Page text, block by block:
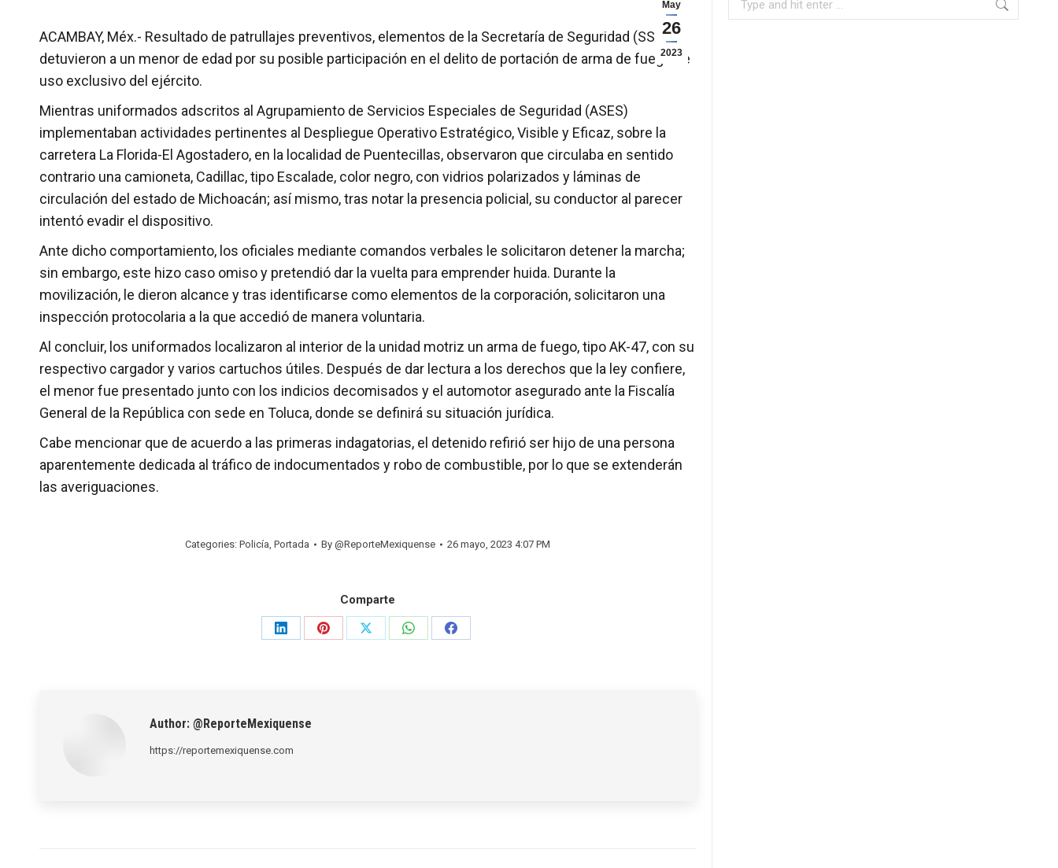
May
26
2023
ACAMBAY, Méx.- Resultado de patrullajes preventivos, elementos de la Secretaría de Seguridad (SS)
detuvieron a un menor de edad por su posible participación en el delito de portación de arma de fuego de
uso exclusivo del ejército.
Mientras uniformados adscritos al Agrupamiento de Servicios Especiales de Seguridad (ASES)
implementaban actividades pertinentes al Despliegue Operativo Estratégico, Visible y Eficaz, sobre la
carretera La Florida-El Agostadero, en la localidad de Puentecillas, observaron que circulaba en sentido
contrario una camioneta, Cadillac, tipo Escalade, color negro, con vidrios polarizados y láminas de
circulación del estado de Michoacán; así mismo, tras notar la presencia policial, su conductor al parecer
intentó evadir el dispositivo.
Ante dicho comportamiento, los oficiales mediante comandos verbales le solicitaron detener la marcha;
sin embargo, este hizo caso omiso y pretendió dar la vuelta para emprender huida. Durante la
movilización, le dieron alcance y tras identificarse como elementos de la corporación, solicitaron una
inspección protocolaria a la que accedió de manera voluntaria.
Al concluir, los uniformados localizaron al interior de la unidad motriz un arma de fuego, tipo AK-47, con su
respectivo cargador y varios cartuchos útiles. Después de dar lectura a los derechos que la ley confiere,
el menor fue presentado junto con los indicios decomisados y el automotor asegurado ante la Fiscalía
General de la República con sede en Toluca, donde se definirá su situación jurídica.
Cabe mencionar que de acuerdo a las primeras indagatorias, el detenido refirió ser hijo de una persona
aparentemente dedicada al tráfico de indocumentados y robo de combustible, por lo que se extenderán
las averiguaciones.
Categories: Policía, Portada By @ReporteMexiquense 26 mayo, 2023 4:07 PM
Comparte
Share
Share
Share
Share
Share
Author: @ReporteMexiquense
https://reportemexiquense.com